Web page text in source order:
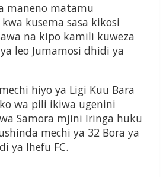
maneno matamu
kusema sasa kikosi
na kipo kamili kuweza
leo Jumamosi dhidi ya
hiyo ya Ligi Kuu Bara
wa pili ikiwa ugenini
Samora mjini Iringa huku
mechi ya 32 Bora ya
ya Ihefu FC.